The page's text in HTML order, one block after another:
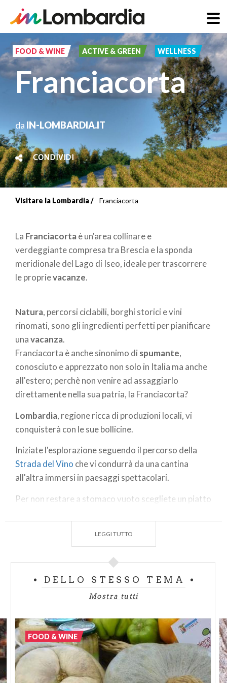
al
contenuto
principale
FOOD & WINE ACTIVE & GREEN WELLNESS
Franciacorta
da IN-LOMBARDIA.IT
CONDIVIDI
di
pane
Visitare la Lombardia Franciacorta
La Franciacortaè un'area collinare e
verdeggiante compresa tra Brescia e la sponda
meridionale del Lago di Iseo, ideale per trascorrere
le proprievacanze.
Natura, percorsi ciclabili, borghi storici e vini
rinomati, sono gli ingredienti perfetti per pianificare
unavacanza.
Franciacorta è anche sinonimo di spumante,
conosciuto e apprezzato non solo in Italia ma anche
all'estero; perchè non venire ad assaggiarlo
direttamente nella sua patria, la Franciacorta?
Lombardia, regione ricca di produzioni locali, vi
conquisterà con le sue bollicine.
Iniziate l'esplorazione seguendo il percorso della
Strada del Vino che vi condurrà da una cantina
all'altra immersi in paesaggi spettacolari.
Per non restare a stomaco vuoto scegliete un piatto
Questa zona può soddisfare i desideri non solo degli
appassionati di
enogastronomia
, ma di tutta la
famiglia.
Lungo il tragitto dedicate qualche sosta anche alle
bellezze storiche e culturali che vi faranno entrare
nell'atmosfera dei luoghi.
Da lontano vedrete decine di fortezze medievalie
potreste prevedere una tappa all'Abbazia
LEGGI TUTTO
DELLO STESSO TEMA
Mostra tutti
FOOD & WINE